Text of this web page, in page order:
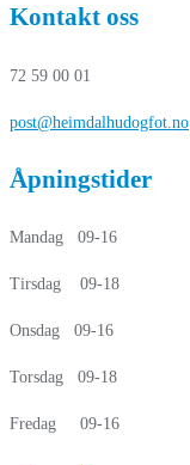
Kontakt oss
72 59 00 01
post@heimdalhudogfot.no
Åpningstider
Mandag 09-16
Tirsdag 09-18
Onsdag 09-16
Torsdag 09-18
Fredag 09-16